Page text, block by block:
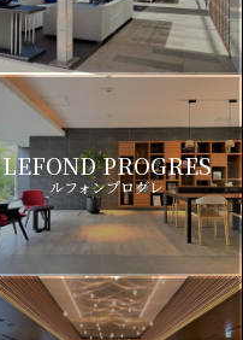
LEFOND PROGRES
ルフォンプログレ